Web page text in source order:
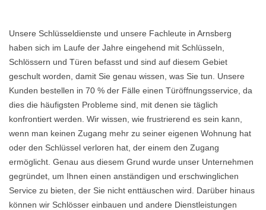
Unsere Schlüsseldienste und unsere Fachleute in Arnsberg
haben sich im Laufe der Jahre eingehend mit Schlüsseln,
Schlössern und Türen befasst und sind auf diesem Gebiet
geschult worden, damit Sie genau wissen, was Sie tun. Unsere
Kunden bestellen in 70 % der Fälle einen Türöffnungsservice, da
dies die häufigsten Probleme sind, mit denen sie täglich
konfrontiert werden. Wir wissen, wie frustrierend es sein kann,
wenn man keinen Zugang mehr zu seiner eigenen Wohnung hat
oder den Schlüssel verloren hat, der einem den Zugang
ermöglicht. Genau aus diesem Grund wurde unser Unternehmen
gegründet, um Ihnen einen anständigen und erschwinglichen
Service zu bieten, der Sie nicht enttäuschen wird. Darüber hinaus
können wir Schlösser einbauen und andere Dienstleistungen